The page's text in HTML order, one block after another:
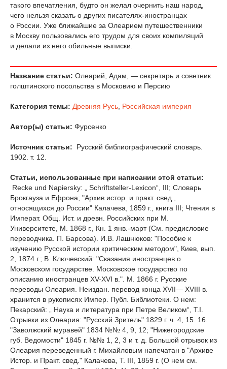
такого впечатления, будто он желал очернить наш народ,
чего нельзя сказать о других писателях-иностранцах
о России. Уже ближайшие за Олеарием путешественники
в Москву пользовались его трудом для своих компиляций
и делали из него обильные выписки.
Название статьи: Олеарий, Адам, — секретарь и советник
голштинского посольства в Московию и Персию
Категория темы: Древняя Русь Российская империя
Автор(ы) статьи: Фурсенко
Источник статьи:
Русский библиографический словарь.
1902. т. 12.
Статьи, использованные при написании этой статьи:
Recke und Napiersky: „ Schriftsteller-Lexicon“, III; Словарь
Брокгауза и Ефрона; "Архив истор. и практ. свед.,
относящихся до России" Калачева, 1859 г., книга III; Чтения в
Императ. Общ. Ист. и древн. Российских при М.
Университете, М. 1868 г., Кн. 1 янв.-март (См. предисловие
переводчика. П. Барсова). И.В. Лашнюков: "Пособие к
изучению Русской истории критическим методом", Киев, вып.
2, 1874 г.; В. Ключевский: "Сказания иностранцев о
Московском государстве. Московское государство по
описанию иностранцев XV-XVI в.". М. 1866 г. Русские
переводы Олеария. Неиздан. перевод конца XVII— XVIII в.
хранится в рукописях Импер. Публ. Библиотеки. О нем:
Пекарский: „ Наука и литература при Петре Великом“, Т.I.
Отрывки из Олеария: "Русский Зритель" 1829 г. ч. 4, 15. 16.
"Заволжский муравей" 1834 №№ 4, 9, 12; "Нижегородские
губ. Ведомости" 1845 г. №№ 1, 2, 3 и т. д. Большой отрывок из
Олеария переведенный г. Михайловым напечатан в "Архиве
Истор. и Практ. свед." Калачева, Т. III, 1859 г. (О нем см.